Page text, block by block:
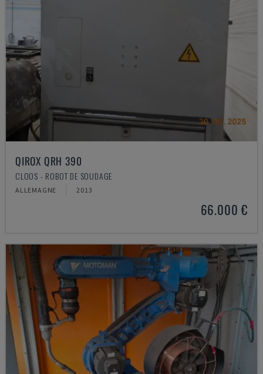
QIROX QRH 390
CLOOS - ROBOT DE SOUDAGE
ALLEMAGNE 2013
66.000 €